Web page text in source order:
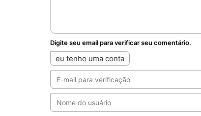
Digite seu email para verificar seu comentário.
eu tenho uma conta